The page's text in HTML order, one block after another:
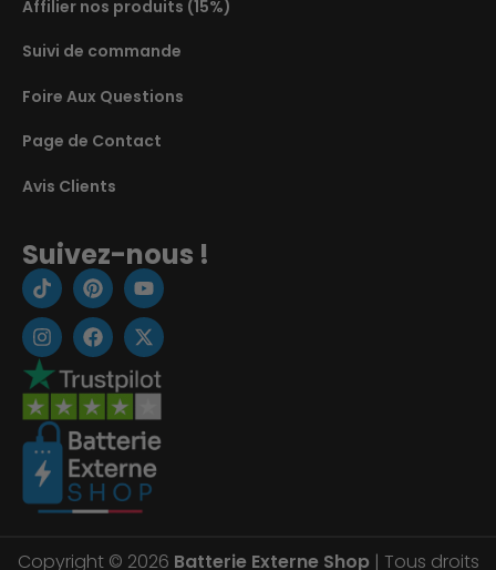
Affilier nos produits (15%)
Suivi de commande
Foire Aux Questions
Page de Contact
Avis Clients
Suivez-nous !
Copyright © 2026 Batterie Externe Shop| Tous droits